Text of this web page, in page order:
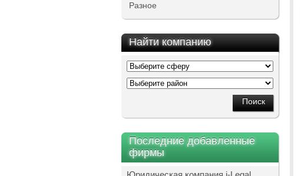
Разное
Найти компанию
Последние добавленные
фирмы